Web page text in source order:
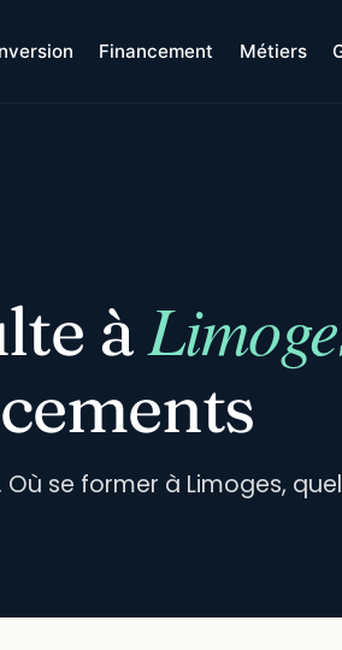
Financement Métiers
à
se former à Limoges,